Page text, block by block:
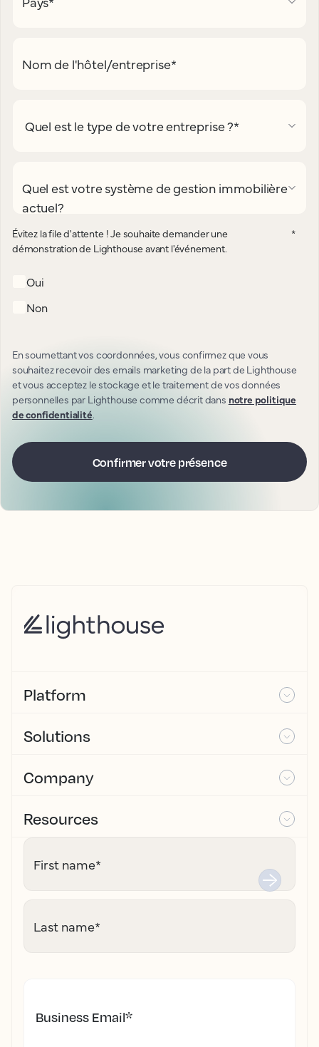
Nom de l'hôtel/entreprise*
Quel est le type de votre entreprise ?*
Quel est votre système de gestion immobilière
actuel?
Évitez la file d'attente ! Je souhaite demander une
démonstration de Lighthouse avant l'événement.
*
Oui
Non
En soumettant vos coordonnées, vous confirmez que vous
souhaitez recevoir des emails marketing de la part de Lighthouse
et vous acceptez le stockage et le traitement de vos données
personnelles par Lighthouse comme décrit dans notre politique
de confidentialité.
Platform
Solutions
Company
Resources
First name*
Last name*
Business Email*